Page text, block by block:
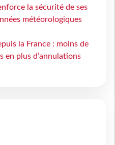
la sécurité de ses
météorologiques
la France : moins de
en plus d’annulations